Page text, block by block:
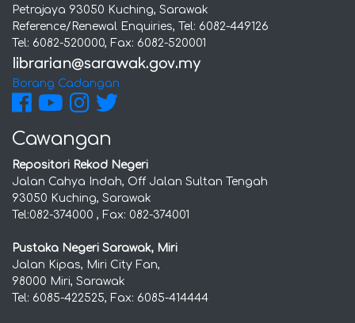
Petrajaya 93050 Kuching, Sarawak
Reference/Renewal Enquiries, Tel: 6082-449126
Tel: 6082-520000, Fax: 6082-520001
Borang Cadangan
Cawangan
Repositori Rekod Negeri
Jalan Cahya Indah, Off Jalan Sultan Tengah
93050 Kuching, Sarawak
Tel:082-374000 , Fax: 082-374001
Pustaka Negeri Sarawak, Miri
Jalan Kipas, Miri City Fan,
98000 Miri, Sarawak
Tel: 6085-422525, Fax: 6085-414444